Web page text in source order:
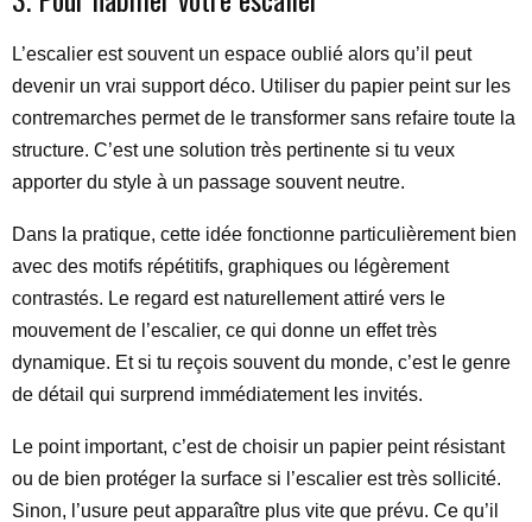
L’escalier est souvent un espace oublié alors qu’il peut
devenir un vrai support déco. Utiliser du papier peint sur les
contremarches permet de le transformer sans refaire toute la
structure. C’est une solution très pertinente si tu veux
apporter du style à un passage souvent neutre.
Dans la pratique, cette idée fonctionne particulièrement bien
avec des motifs répétitifs, graphiques ou légèrement
contrastés. Le regard est naturellement attiré vers le
mouvement de l’escalier, ce qui donne un effet très
dynamique. Et si tu reçois souvent du monde, c’est le genre
de détail qui surprend immédiatement les invités.
Le point important, c’est de choisir un papier peint résistant
ou de bien protéger la surface si l’escalier est très sollicité.
Sinon, l’usure peut apparaître plus vite que prévu. Ce qu’il